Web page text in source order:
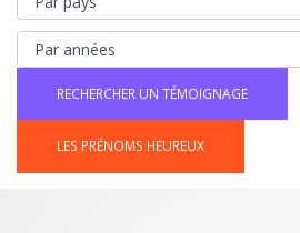
LES PRÉNOMS HEUREUX